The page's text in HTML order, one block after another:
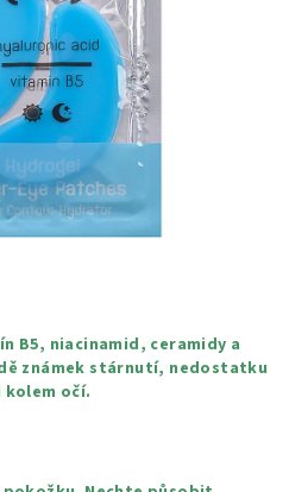
B5, niacinamid, ceramidy a
známek stárnutí, nedostatku
očí.